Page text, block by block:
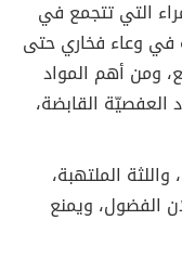
التي تتجمع في
في وعاء فخاري حتى
ومن أهم المواد
العفصيّة القابضة،
الملتهبة،
الفضول، ويمنع